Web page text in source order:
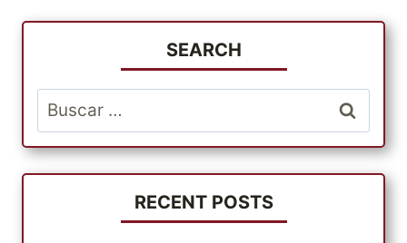
SEARCH
Buscar:
RECENT POSTS